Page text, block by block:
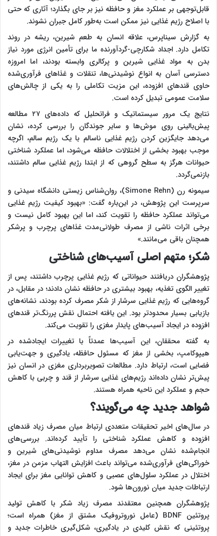
قابل‌توجهی بر عملکرد مغز و حافظه نیز بر جای بگذارد؛ آثاری که حتی
با اصلاح رژیم غذایی نیز ممکن است به‌طور کامل جبران نشوند.
به گزارش سیناپرس، علاقه انسان به طعم شیرین، ریشه در روند
تکامل دارد. اجداد شکارچی-گردآورنده ما برای تأمین انرژی مورد نیاز
بدن به مواد غذایی شیرین و پرکالری وابسته بودند، اما امروزه
دسترسی آسان به انواع نوشیدنی‌ها، تنقلات و غذاهای فرآوری‌شده
حاوی قندهای افزوده، این مزیت تکاملی را به یکی از چالش‌های
سلامت عمومی تبدیل کرده است.
نتایج یک مرور سیستماتیک و فراتحلیل که داده‌های ۲۷ مطالعه
پیش‌بالینی روی موش‌ها و سایر جوندگان را بررسی کرده، نشان
می‌دهد جایگزین کردن رژیم غذایی ناسالم با یک رژیم سالم، اگرچه
موجب بهبود بخشی از اختلالات حافظه می‌شود، اما عملکرد شناختی
حیوانات هرگز به سطح گروهی که از ابتدا رژیم غذایی سالم داشتند،
بازنمی‌گردد.
سیمونه رن (Simone Rehn)، روان‌شناس زیستی دانشگاه سیدنی و
سرپرست این پژوهش، در این‌باره گفت: «بهبود کیفیت رژیم غذایی
می‌تواند عملکرد حافظه را تقویت کند، اما این بهبود کامل نیست و
برخی اثرات ناشی از مصرف طولانی‌مدت غذاهای پرچرب و پرشکر
همچنان باقی می‌مانند.»
شکر؛ متهم اصلی آسیب‌های شناختی
پژوهشگران دریافتند حیواناتی که رژیم غذایی پرچرب داشتند، پس از
تغییر الگوی تغذیه، بهبود بیشتری در حافظه نشان دادند؛ در مقابل، در
گروه‌هایی که رژیم غذایی سرشار از شکر مصرف کرده بودند، نشانه‌های
بازیابی بسیار محدودتر بود. این یافته احتمال نقش پررنگ‌تر قندهای
افزوده در ایجاد آسیب‌های پایدار مغزی را تقویت می‌کند.
به گفته محققان، این آسیب‌ها عمدتاً با تغییرات ایجادشده در
هیپوکامپ، بخشی از مغز که مسئول حافظه، یادگیری و جهت‌یابی
فضایی است، ارتباط دارد. مطالعات تصویربرداری مغزی در انسان نیز
پیش‌تر نشان داده‌اند رژیم‌های غذایی سرشار از قند و چربی با کاهش
حجم و عملکرد این ناحیه همراه هستند.
شواهد جدید چه می‌گویند؟
در سال‌های اخیر تحقیقات متعددی ارتباط میان مصرف زیاد قندهای
افزوده و کاهش عملکرد شناختی را تأیید کرده‌اند. بررسی‌های
انجام‌شده نشان می‌دهد مصرف مداوم نوشیدنی‌های شیرین و
خوراکی‌های فرآوری‌شده می‌تواند باعث افزایش التهاب مزمن در مغز،
اختلال در عملکرد سلول‌های عصبی و کاهش توانایی مغز برای ایجاد
ارتباطات جدید میان نورون‌ها شود.
پژوهشگران همچنین معتقدند مصرف زیاد شکر با کاهش تولید
پروتئین BDNF (عامل نوروتروفیک مشتق از مغز) همراه است؛
پروتئینی که نقش کلیدی در یادگیری، شکل‌گیری خاطرات جدید و